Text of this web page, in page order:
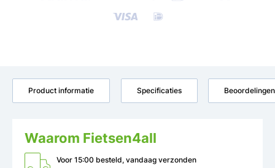
Product informatie Specificaties Beoordelingen
Waarom Fietsen4all
Voor 15:00 besteld, vandaag verzonden